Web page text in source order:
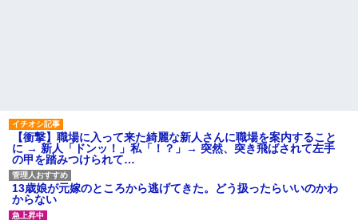
【衝撃】職場に入って来た綺麗な新人さんに職場を案内すること
に → 新人「ドンッ！」私「！？」→ 突然、突き飛ばされて左手
の甲を踏みつけられて…
13歳娘が元嫁のところから逃げてきた。どう扱ったらいいのかわ
からない